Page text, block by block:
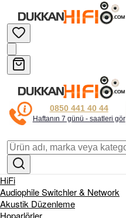
0850 441 40 44
Haftanın 7 günü - saatleri gör
HiFi
Audiophile Switchler & Network
Akustik Düzenleme
Hoparlörler